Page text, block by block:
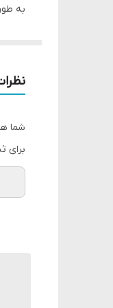
به
شما
برای